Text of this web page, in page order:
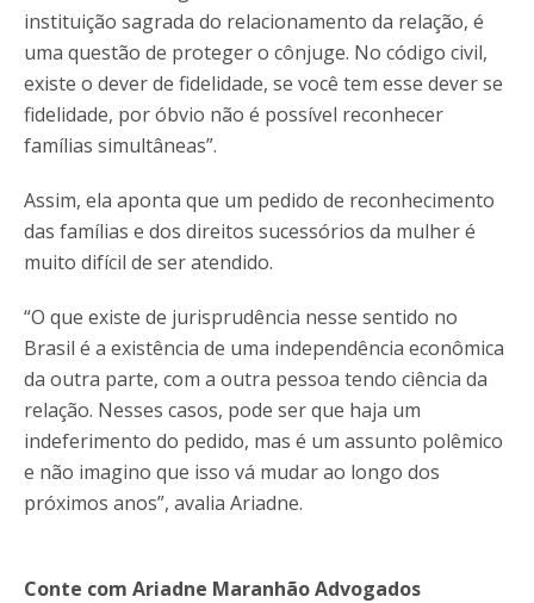
instituição sagrada do relacionamento da relação, é
uma questão de proteger o cônjuge. No código civil,
existe o dever de fidelidade, se você tem esse dever se
fidelidade, por óbvio não é possível reconhecer
famílias simultâneas”.
Assim, ela aponta que um pedido de reconhecimento
das famílias e dos direitos sucessórios da mulher é
muito difícil de ser atendido.
“O que existe de jurisprudência nesse sentido no
Brasil é a existência de uma independência econômica
da outra parte, com a outra pessoa tendo ciência da
relação. Nesses casos, pode ser que haja um
indeferimento do pedido, mas é um assunto polêmico
e não imagino que isso vá mudar ao longo dos
próximos anos”, avalia Ariadne.
Conte com Ariadne Maranhão Advogados